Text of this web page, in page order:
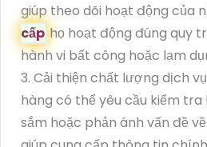
giúp theo dõi hoạt động của
cấp họ hoạt động đúng quy
hành vi bất công hoặc lạm
3. Cải thiện chất lượng dịch
hàng có thể yêu cầu kiểm
sắm hoặc phản ánh vấn đề